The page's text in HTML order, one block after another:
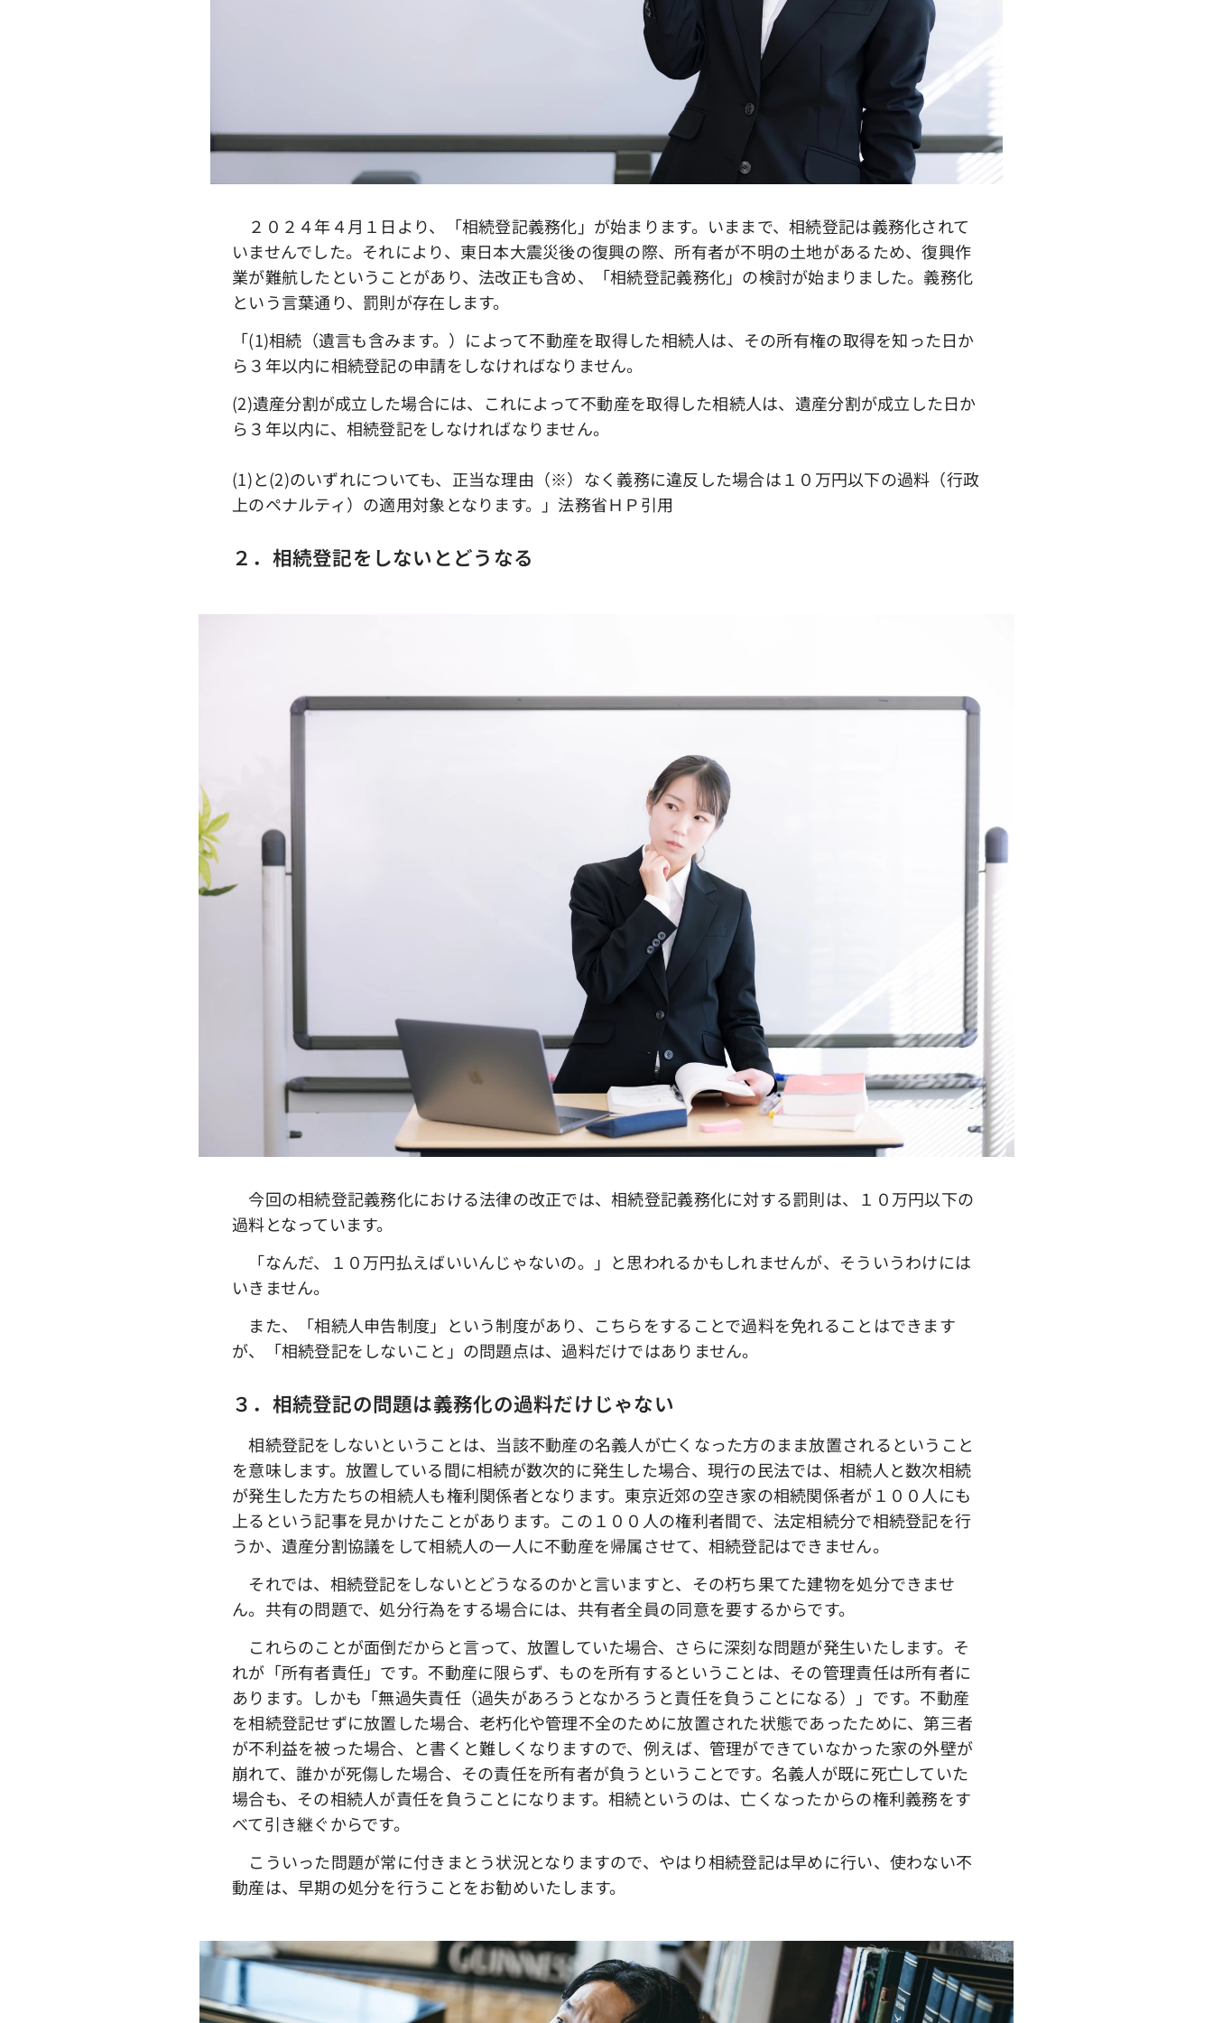
２０２４年４月１日より、「相続登記義務化」が始まります。いままで、相続登記は義務化されて
いませんでした。それにより、東日本大震災後の復興の際、所有者が不明の土地があるため、復興作
業が難航したということがあり、法改正も含め、「相続登記義務化」の検討が始まりました。義務化
という言葉通り、罰則が存在します。
「(1)相続（遺言も含みます。）によって不動産を取得した相続人は、その所有権の取得を知った日か
ら３年以内に相続登記の申請をしなければなりません。
(2)遺産分割が成立した場合には、これによって不動産を取得した相続人は、遺産分割が成立した日か
ら３年以内に、相続登記をしなければなりません。
(1)と(2)のいずれについても、正当な理由（※）なく義務に違反した場合は１０万円以下の過料（行政
上のペナルティ）の適用対象となります。」法務省ＨＰ引用
２．相続登記をしないとどうなる
今回の相続登記義務化における法律の改正では、相続登記義務化に対する罰則は、１０万円以下の
過料となっています。
「なんだ、１０万円払えばいいんじゃないの。」と思われるかもしれませんが、そういうわけには
いきません。
また、「相続人申告制度」という制度があり、こちらをすることで過料を免れることはできます
が、「相続登記をしないこと」の問題点は、過料だけではありません。
３．相続登記の問題は義務化の過料だけじゃない
相続登記をしないということは、当該不動産の名義人が亡くなった方のまま放置されるということ
を意味します。放置している間に相続が数次的に発生した場合、現行の民法では、相続人と数次相続
が発生した方たちの相続人も権利関係者となります。東京近郊の空き家の相続関係者が１００人にも
上るという記事を見かけたことがあります。この１００人の権利者間で、法定相続分で相続登記を行
うか、遺産分割協議をして相続人の一人に不動産を帰属させて、相続登記はできません。
それでは、相続登記をしないとどうなるのかと言いますと、その朽ち果てた建物を処分できませ
ん。共有の問題で、処分行為をする場合には、共有者全員の同意を要するからです。
これらのことが面倒だからと言って、放置していた場合、さらに深刻な問題が発生いたします。そ
れが「所有者責任」です。不動産に限らず、ものを所有するということは、その管理責任は所有者に
あります。しかも「無過失責任（過失があろうとなかろうと責任を負うことになる）」です。不動産
を相続登記せずに放置した場合、老朽化や管理不全のために放置された状態であったために、第三者
が不利益を被った場合、と書くと難しくなりますので、例えば、管理ができていなかった家の外壁が
崩れて、誰かが死傷した場合、その責任を所有者が負うということです。名義人が既に死亡していた
場合も、その相続人が責任を負うことになります。相続というのは、亡くなったからの権利義務をす
べて引き継ぐからです。
こういった問題が常に付きまとう状況となりますので、やはり相続登記は早めに行い、使わない不
動産は、早期の処分を行うことをお勧めいたします。